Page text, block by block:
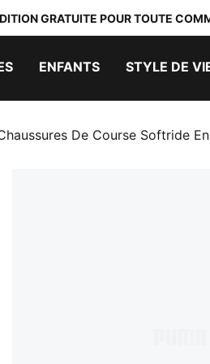
GRATUITE POUR TOUTE
ENFANTS STYLE DE
De Course Softride